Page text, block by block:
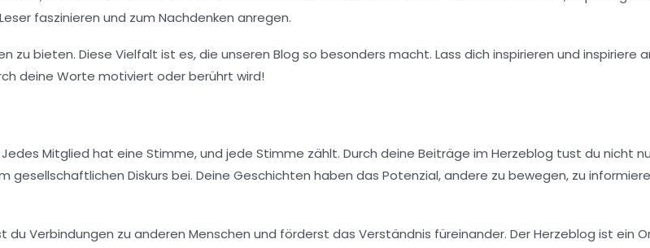
faszinieren und zum Nachdenken anregen.
zu bieten. Diese Vielfalt ist es, die unseren Blog so besonders macht. Lass dich inspirieren und inspiriere
deine Worte motiviert oder berührt wird!
Mitglied hat eine Stimme, und jede Stimme zählt. Durch deine Beiträge im Herzeblog tust du nicht
Diskurs bei. Deine Geschichten haben das Potenzial, andere zu bewegen, zu
Verbindungen zu anderen Menschen und förderst das Verständnis füreinander. Der Herzeblog ist ein